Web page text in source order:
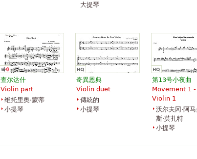
大提琴
查尔达什
Violin part
维托里奥·蒙蒂
小提琴
奇異恩典
Violin duet
傳統的
小提琴
第13号小夜曲
Movement 1 -
Violin 1
沃尔夫冈·阿
斯·莫扎特
小提琴